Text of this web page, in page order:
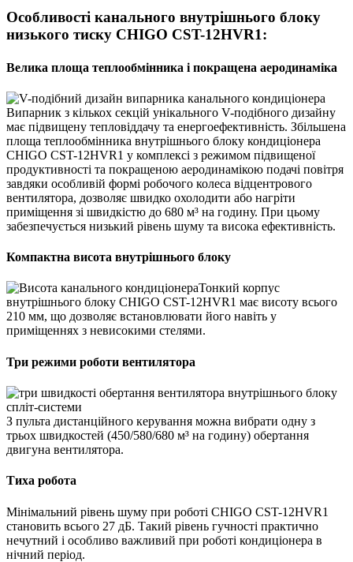
Особливості канального внутрішнього блоку
низького тиску CHIGO CST-12HVR1:
Велика площа теплообмінника і покращена аеродинаміка
Випарник з кількох секцій унікального V-подібного дизайну
має підвищену тепловіддачу та енергоефективність. Збільшена
площа теплообмінника внутрішнього блоку кондиціонера
CHIGO CST-12HVR1 у комплексі з режимом підвищеної
продуктивності та покращеною аеродинамікою подачі повітря
завдяки особливій формі робочого колеса відцентрового
вентилятора, дозволяє швидко охолодити або нагріти
приміщення зі швидкістю до 680 м³ на годину. При цьому
забезпечується низький рівень шуму та висока ефективність.
Компактна висота внутрішнього блоку
Тонкий корпус
внутрішнього блоку CHIGO CST-12HVR1 має висоту всього
210 мм, що дозволяє встановлювати його навіть у
приміщеннях з невисокими стелями.
Три режими роботи вентилятора
З пульта дистанційного керування можна вибрати одну з
трьох швидкостей (450/580/680 м³ на годину) обертання
двигуна вентилятора.
Тиха робота
Мінімальний рівень шуму при роботі CHIGO CST-12HVR1
становить всього 27 дБ. Такий рівень гучності практично
нечутний і особливо важливий при роботі кондиціонера в
нічний період.